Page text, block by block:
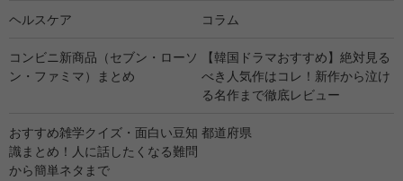
ヘルスケア コラム
コンビニ新商品（セブン・ローソ
ン・ファミマ）まとめ
【韓国ドラマおすすめ】絶対見る
べき人気作はコレ！新作から泣け
る名作まで徹底レビュー
おすすめ雑学クイズ・面白い豆知
識まとめ！人に話したくなる難問
から簡単ネタまで
都道府県